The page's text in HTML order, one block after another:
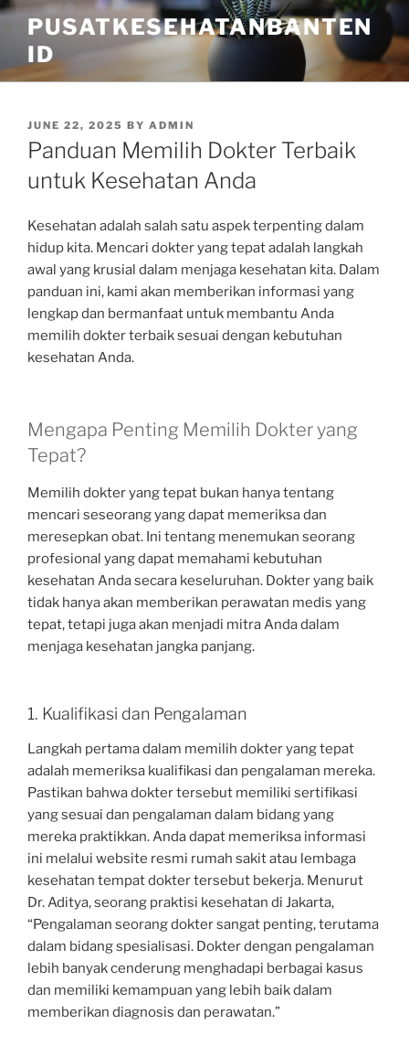
Skip
content
PUSATKESEHATANBANTEN
ID
POSTED
ON
JUNE 22, 2025 BY ADMIN
Panduan Memilih Dokter Terbaik
untuk Kesehatan Anda
Kesehatan adalah salah satu aspek terpenting dalam
hidup kita. Mencari dokter yang tepat adalah langkah
awal yang krusial dalam menjaga kesehatan kita. Dalam
panduan ini, kami akan memberikan informasi yang
lengkap dan bermanfaat untuk membantu Anda
memilih dokter terbaik sesuai dengan kebutuhan
kesehatan Anda.
Mengapa Penting Memilih Dokter yang
Tepat?
Memilih dokter yang tepat bukan hanya tentang
mencari seseorang yang dapat memeriksa dan
meresepkan obat. Ini tentang menemukan seorang
profesional yang dapat memahami kebutuhan
kesehatan Anda secara keseluruhan. Dokter yang baik
tidak hanya akan memberikan perawatan medis yang
tepat, tetapi juga akan menjadi mitra Anda dalam
menjaga kesehatan jangka panjang.
1. Kualifikasi dan Pengalaman
Langkah pertama dalam memilih dokter yang tepat
adalah memeriksa kualifikasi dan pengalaman mereka.
Pastikan bahwa dokter tersebut memiliki sertifikasi
yang sesuai dan pengalaman dalam bidang yang
mereka praktikkan. Anda dapat memeriksa informasi
ini melalui website resmi rumah sakit atau lembaga
kesehatan tempat dokter tersebut bekerja. Menurut
Dr. Aditya, seorang praktisi kesehatan di Jakarta,
“Pengalaman seorang dokter sangat penting, terutama
dalam bidang spesialisasi. Dokter dengan pengalaman
lebih banyak cenderung menghadapi berbagai kasus
dan memiliki kemampuan yang lebih baik dalam
memberikan diagnosis dan perawatan.”